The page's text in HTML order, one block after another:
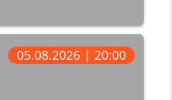
05.08.2026 | 20:00